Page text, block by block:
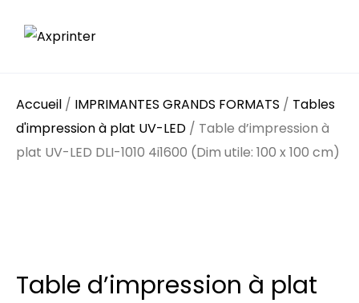
Accueil / IMPRIMANTES GRANDS FORMATS / Tables
d'impression à plat UV-LED / Table d’impression à
plat UV-LED DLI-1010 4i1600 (Dim utile: 100 x 100 cm)
Table d’impression à plat